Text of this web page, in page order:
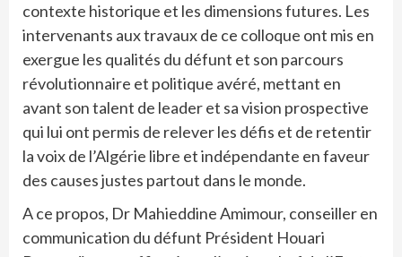
contexte historique et les dimensions futures. Les
intervenants aux travaux de ce colloque ont mis en
exergue les qualités du défunt et son parcours
révolutionnaire et politique avéré, mettant en
avant son talent de leader et sa vision prospective
qui lui ont permis de relever les défis et de retentir
la voix de l’Algérie libre et indépendante en faveur
des causes justes partout dans le monde.
A ce propos, Dr Mahieddine Amimour, conseiller en
communication du défunt Président Houari